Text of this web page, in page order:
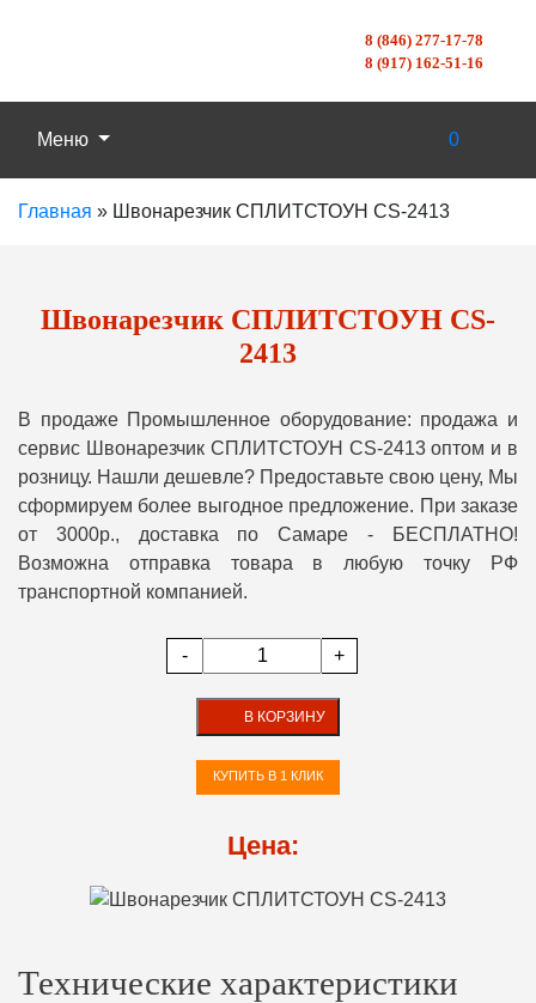
8 (846) 277-17-78
8 (917) 162-51-16
Меню 0
Главная » Швонарезчик СПЛИТСТОУН CS-2413
Швонарезчик СПЛИТСТОУН CS-
2413
В продаже Промышленное оборудование: продажа и
сервис Швонарезчик СПЛИТСТОУН CS-2413 оптом и в
розницу. Нашли дешевле? Предоставьте свою цену, Мы
сформируем более выгодное предложение. При заказе
от 3000р., доставка по Самаре - БЕСПЛАТНО!
Возможна отправка товара в любую точку РФ
транспортной компанией.
- +
В КОРЗИНУ
КУПИТЬ В 1 КЛИК
Цена:
Технические характеристики